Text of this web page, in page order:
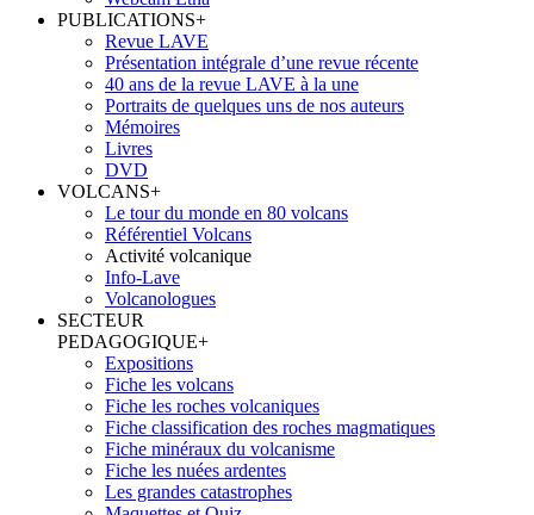
PUBLICATIONS+
Revue LAVE
Présentation intégrale d’une revue récente
40 ans de la revue LAVE à la une
Portraits de quelques uns de nos auteurs
Mémoires
Livres
DVD
VOLCANS+
Le tour du monde en 80 volcans
Référentiel Volcans
Activité volcanique
Info-Lave
Volcanologues
SECTEUR
PEDAGOGIQUE+
Expositions
Fiche les volcans
Fiche les roches volcaniques
Fiche classification des roches magmatiques
Fiche minéraux du volcanisme
Fiche les nuées ardentes
Les grandes catastrophes